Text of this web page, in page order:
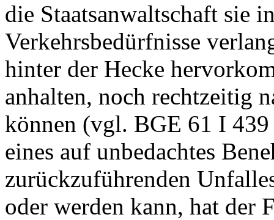
die Staatsanwaltschaft sie
Verkehrsbedürfnisse
hinter der Hecke
anhalten, noch rechtzeitig
können (vgl. BGE 61 I 439
eines auf unbedachtes
zurückzuführenden
oder werden kann, hat der